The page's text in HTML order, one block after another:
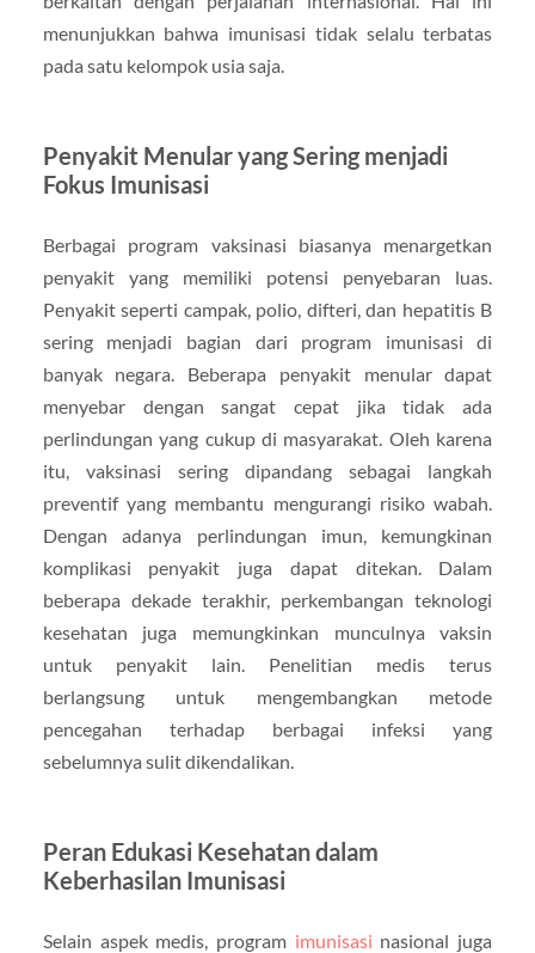
menunjukkan bahwa imunisasi tidak selalu terbatas
pada satu kelompok usia saja.
Penyakit Menular yang Sering menjadi
Fokus Imunisasi
Berbagai program vaksinasi biasanya menargetkan
penyakit yang memiliki potensi penyebaran luas.
Penyakit seperti campak, polio, difteri, dan hepatitis B
sering menjadi bagian dari program imunisasi di
banyak negara. Beberapa penyakit menular dapat
menyebar dengan sangat cepat jika tidak ada
perlindungan yang cukup di masyarakat. Oleh karena
itu, vaksinasi sering dipandang sebagai langkah
preventif yang membantu mengurangi risiko wabah.
Dengan adanya perlindungan imun, kemungkinan
komplikasi penyakit juga dapat ditekan. Dalam
beberapa dekade terakhir, perkembangan teknologi
kesehatan juga memungkinkan munculnya vaksin
untuk penyakit lain. Penelitian medis terus
berlangsung untuk mengembangkan metode
pencegahan terhadap berbagai infeksi yang
sebelumnya sulit dikendalikan.
Peran Edukasi Kesehatan dalam
Keberhasilan Imunisasi
Selain aspek medis, program imunisasi nasional juga